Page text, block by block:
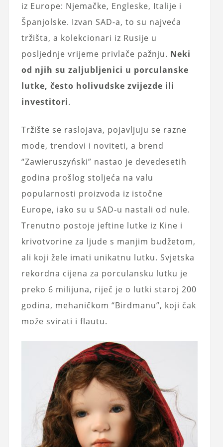
iz Europe: Njemačke, Engleske, Italije i
Španjolske. Izvan SAD-a, to su najveća
tržišta, a kolekcionari iz Rusije u
posljednje vrijeme privlače pažnju. Neki
od njih su zaljubljenici u porculanske
lutke, često holivudske zvijezde ili
investitori.
Tržište se raslojava, pojavljuju se razne
mode, trendovi i noviteti, a brend
“Zawieruszyński” nastao je devedesetih
godina prošlog stoljeća na valu
popularnosti proizvoda iz istočne
Europe, iako su u SAD-u nastali od nule.
Trenutno postoje jeftine lutke iz Kine i
krivotvorine za ljude s manjim budžetom,
ali koji žele imati unikatnu lutku. Svjetska
rekordna cijena za porculansku lutku je
preko 6 milijuna, riječ je o lutki staroj 200
godina, mehaničkom “Birdmanu”, koji čak
može svirati i flautu.